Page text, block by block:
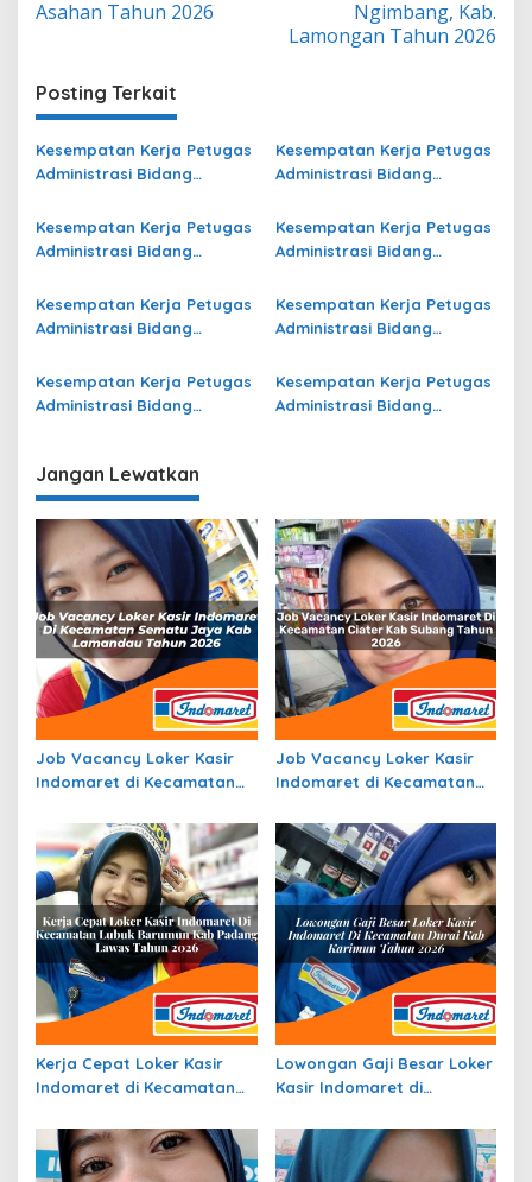
Asahan Tahun 2026
Ngimbang, Kab.
Lamongan Tahun 2026
Posting Terkait
Kesempatan Kerja Petugas
Administrasi Bidang
di Banten Terbaru
Kesempatan Kerja Petugas
Administrasi Bidang
di Pulang Pisau Terbaru
Kesempatan Kerja Petugas
Administrasi Bidang
Terbaru
Kesempatan Kerja Petugas
Administrasi Bidang
di Manggarai Terbaru
Kesempatan Kerja Petugas
Administrasi Bidang
Bontang Terbaru
Kesempatan Kerja Petugas
Administrasi Bidang
di Riau Terbaru
Kesempatan Kerja Petugas
Administrasi Bidang
Kesempatan Kerja Petugas
Administrasi Bidang
Jangan Lewatkan
Job Vacancy Loker Kasir
Indomaret di Kecamatan
Lamandau Tahun 2026
Job Vacancy Loker Kasir
Indomaret di Kecamatan
2026
Kerja Cepat Loker Kasir
Indomaret di Kecamatan
Padang Lawas Tahun 2026
Lowongan Gaji Besar Loker
Kasir Indomaret di
Karimun Tahun 2026